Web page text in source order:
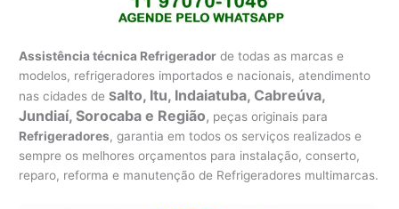
Assistência técnica Refrigerador de todas as marcas e
modelos, refrigeradores importados e nacionais, atendimento
nas cidades deSalto, Itu, Indaiatuba, Cabreúva,
Jundiaí, Sorocaba e Região, peças originais para
Refrigeradores, garantia em todos os serviços realizados e
sempre os melhores orçamentos para instalação, conserto,
reparo, reforma e manutenção de Refrigeradores multimarcas.